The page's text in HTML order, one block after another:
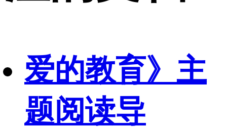
爱的教育》主
题阅读导